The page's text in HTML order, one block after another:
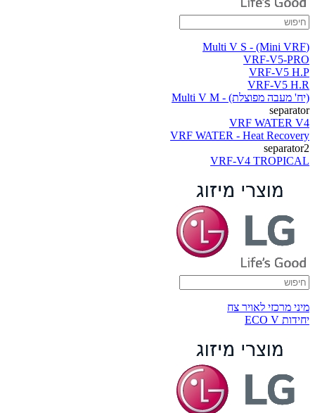
(Multi V S - (Mini VRF
VRF-V5-PRO
VRF-V5 H.P
VRF-V5 H.R
(יח' מעבה מפוצלת) - Multi V M
separator
VRF WATER V4
VRF WATER - Heat Recovery
separator2
VRF-V4 TROPICAL
מיני מרכזי לאויר צח
יחידות ECO V